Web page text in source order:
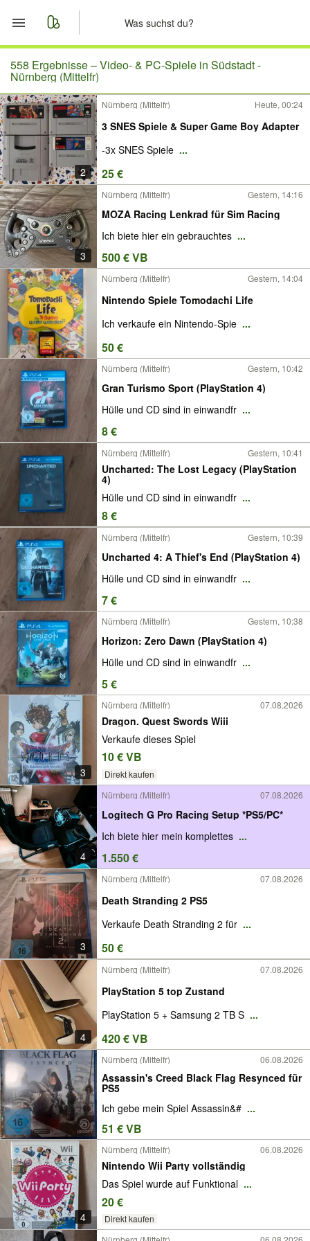
Start
Merkliste
Nachrichten
Anzeige aufgeben
558 Ergebnisse –Video- & PC-Spiele in Südstadt -
Nürnberg (Mittelfr)
2
Nürnberg (Mittelfr) Heute, 00:24
3 SNES Spiele & Super Game Boy Adapter
-3x SNES Spiele ...
25 €
3
Nürnberg (Mittelfr) Gestern, 14:16
MOZA Racing Lenkrad für Sim Racing
Ich biete hier ein gebrauchtes ...
500 € VB
Nürnberg (Mittelfr) Gestern, 14:04
Nintendo Spiele Tomodachi Life
Ich verkaufe ein Nintendo-Spie ...
50 €
Nürnberg (Mittelfr) Gestern, 10:42
Gran Turismo Sport (PlayStation 4)
Hülle und CD sind in einwandfr ...
8 €
Nürnberg (Mittelfr) Gestern, 10:41
Uncharted: The Lost Legacy (PlayStation
4)
Hülle und CD sind in einwandfr ...
8 €
Nürnberg (Mittelfr) Gestern, 10:39
Uncharted 4: A Thief's End (PlayStation 4)
Hülle und CD sind in einwandfr ...
7 €
Nürnberg (Mittelfr) Gestern, 10:38
Horizon: Zero Dawn (PlayStation 4)
Hülle und CD sind in einwandfr ...
5 €
3
Nürnberg (Mittelfr) 07.08.2026
Dragon. Quest Swords Wiii
Verkaufe dieses Spiel
10 € VB
Direkt kaufen
4
Nürnberg (Mittelfr) 07.08.2026
Logitech G Pro Racing Setup *PS5/PC*
Ich biete hier mein komplettes ...
1.550 €
3
Nürnberg (Mittelfr) 07.08.2026
Death Stranding 2 PS5
Verkaufe Death Stranding 2 für ...
50 €
4
Nürnberg (Mittelfr) 07.08.2026
PlayStation 5 top Zustand
PlayStation 5 + Samsung 2 TB S ...
420 € VB
Nürnberg (Mittelfr) 06.08.2026
Assassin's Creed Black Flag Resynced für
PS5
Ich gebe mein Spiel Assassin&# ...
51 € VB
4
Nürnberg (Mittelfr) 06.08.2026
Nintendo Wii Party vollständig
Das Spiel wurde auf Funktional ...
20 €
Direkt kaufen